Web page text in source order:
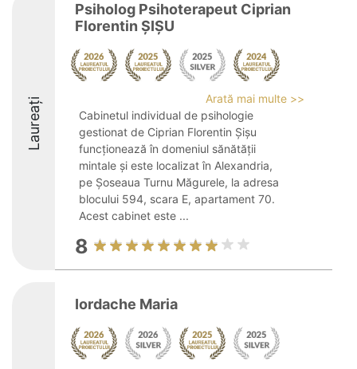
Laureați
Psiholog Psihoterapeut Ciprian
Florentin ȘIȘU
Arată mai multe >>
Cabinetul individual de psihologie
gestionat de Ciprian Florentin Șișu
funcționează în domeniul sănătății
mintale și este localizat în Alexandria,
pe Șoseaua Turnu Măgurele, la adresa
blocului 594, scara E, apartament 70.
Acest cabinet este ...
8
Iordache Maria